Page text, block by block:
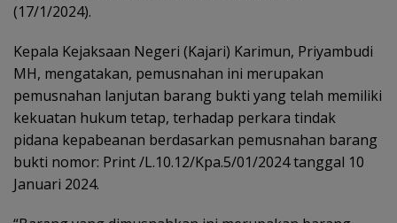
(17/1/2024).
Kepala Kejaksaan Negeri (Kajari) Karimun, Priyambudi
MH, mengatakan, pemusnahan ini merupakan
pemusnahan lanjutan barang bukti yang telah memiliki
kekuatan hukum tetap, terhadap perkara tindak
pidana kepabeanan berdasarkan pemusnahan barang
bukti nomor: Print /L.10.12/Kpa.5/01/2024 tanggal 10
Januari 2024.